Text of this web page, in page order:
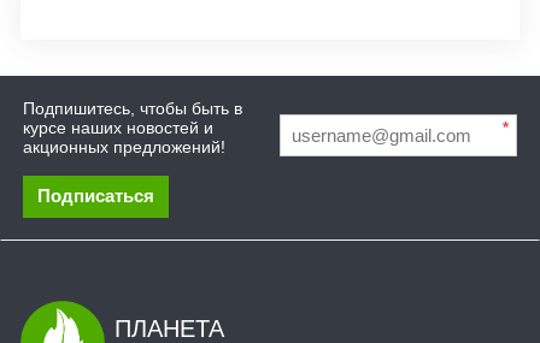
Подпишитесь, чтобы быть в
курсе наших новостей и
акционных предложений!
*
Подписаться
ПЛАНЕТА